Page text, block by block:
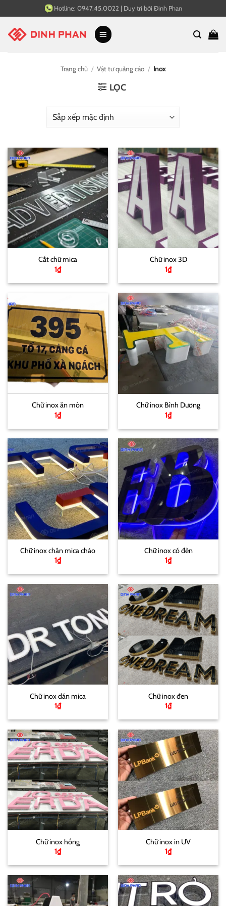
qua
nội
Hotline: 0947.45.0022 | Duy trì bởi Đinh Phan
Trang chủ / Vật tư quảng cáo / Inox
LỌC
Cắt chữ mica
1₫
Chữ inox 3D
1₫
Chữ inox ăn mòn
1₫
Chữ inox Bình Dương
1₫
Chữ inox chân mica cháo
1₫
Chữ inox có đèn
1₫
Chữ inox dán mica
1₫
Chữ inox đen
1₫
Chữ inox hồng
1₫
Chữ inox in UV
1₫